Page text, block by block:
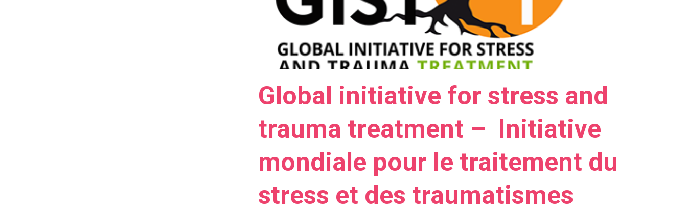
Global initiative for stress and
trauma treatment – Initiative
mondiale pour le traitement du
stress et des traumatismes